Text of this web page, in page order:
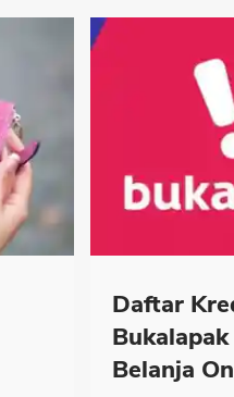
Daftar
Belanja